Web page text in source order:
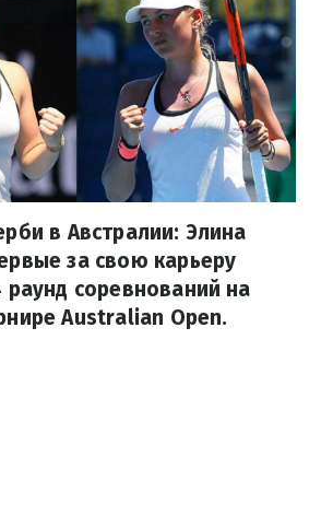
в Австралии: Элина
за свою карьеру
раунд соревнований на
Australian Open.